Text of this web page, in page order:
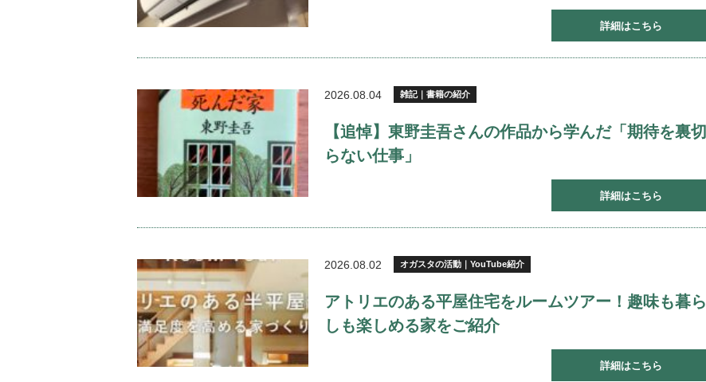
詳細はこちら
2026.08.04 雑記｜書籍の紹介
【追悼】東野圭吾さんの作品から学んだ「期待を裏切
らない仕事」
詳細はこちら
2026.08.02 オガスタの活動｜YouTube紹介
アトリエのある平屋住宅をルームツアー！趣味も暮ら
しも楽しめる家をご紹介
詳細はこちら